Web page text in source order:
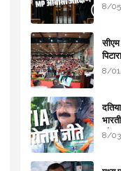
8/
8/
और
8/